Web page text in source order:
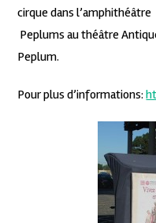
cirque dans
Peplums au théâtre
Peplum.
Pour plus d’informations: